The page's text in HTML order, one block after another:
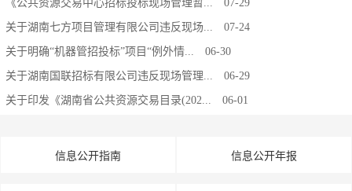
《公共资源交易中心招标投标现场管理暂... 07-29
关于湖南七方项目管理有限公司违反现场... 07-24
关于明确“机器管招投标”项目“例外情... 06-30
关于湖南国联招标有限公司违反现场管理... 06-29
关于印发《湖南省公共资源交易目录(202... 06-01
信息公开指南 信息公开年报